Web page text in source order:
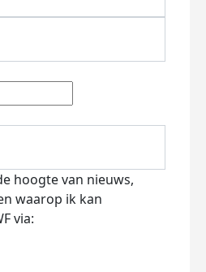
hoogte van nieuws,
waarop ik kan
via: